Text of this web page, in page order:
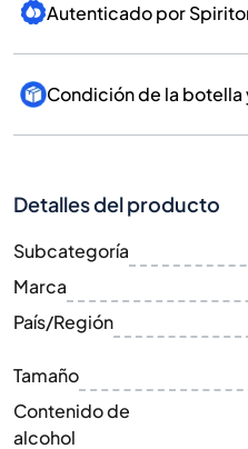
Autenticado por
Condición de la botella
Detalles del producto
Subcategoría
Marca
País/Región
Tamaño
Contenido de
alcohol